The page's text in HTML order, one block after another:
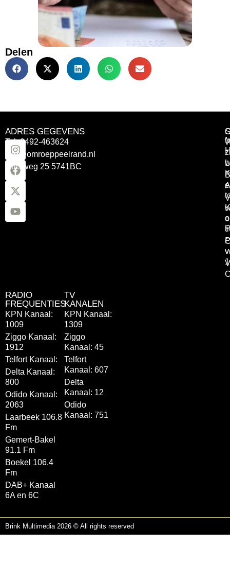
Delen
ADRES GEGEVENS
Tel: 0492-463624
info@omroeppeelrand.nl
Otterweg 25 5741BC
RADIO
FREQUENTIES
KPN Kanaal:
1009
Ziggo Kanaal:
1912
Telfort Kanaal:
Delta Kanaal:
800
Odido Kanaal:
2063
Laarbeek 106.8
Fm
Gemert-Bakel
91.1 Fm
Boekel 106.4
Fm
DAB+ Kanaal
6A en 6C
TV
KANALEN
KPN Kanaal:
1309
Ziggo
Kanaal: 45
Telfort
Kanaal: 607
Delta
Kanaal: 12
Odido
Kanaal: 751
Brink Multimedia 2026 © All rights reserved